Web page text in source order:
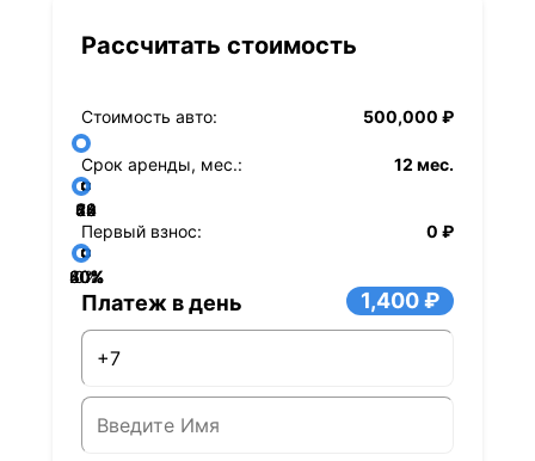
Рассчитать стоимость
Стоимость авто: 500,000 ₽
Срок аренды, мес.: 12 мес.
12
24
36
48
60
72
84
Первый взнос:
0 ₽
0%
20%
40%
60%
80%
Платеж в день 1,400 ₽